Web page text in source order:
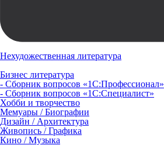
Нехудожественная литература
Бизнес литература
- Сборник вопросов «1С:Профессионал»
- Сборник вопросов «1С:Специалист»
Хобби и творчество
Мемуары / Биографии
Дизайн / Архитектура
Живопись / Графика
Кино / Музыка